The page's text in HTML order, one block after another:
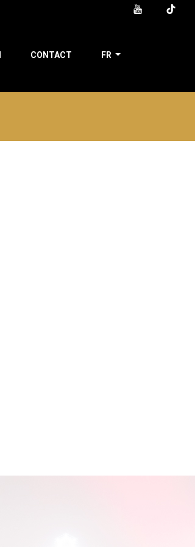
CONTACT FR